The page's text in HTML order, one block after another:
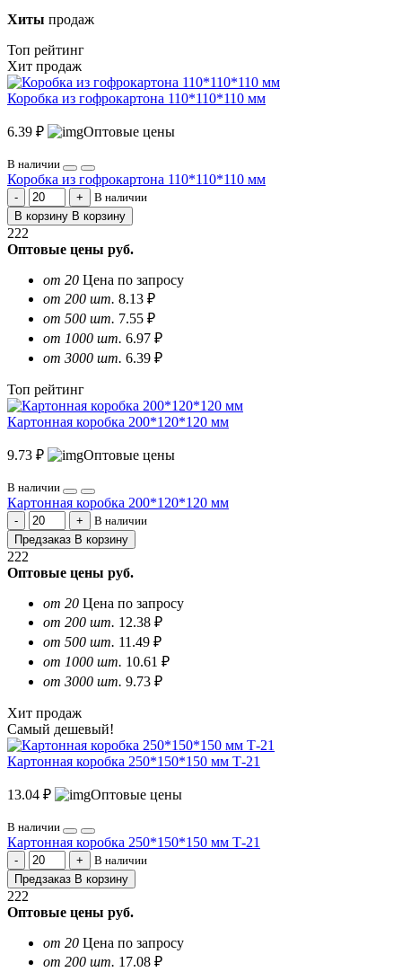
Хиты продаж
Топ рейтинг
Хит продаж
Коробка из гофрокартона 110*110*110 мм
6.39 ₽ Оптовые цены
В наличии
Коробка из гофрокартона 110*110*110 мм
В наличии
В корзину В корзину
222
Оптовые цены руб.
от 20 Цена по запросу
от 200 шт. 8.13 ₽
от 500 шт. 7.55 ₽
от 1000 шт. 6.97 ₽
от 3000 шт. 6.39 ₽
Топ рейтинг
Картонная коробка 200*120*120 мм
9.73 ₽ Оптовые цены
В наличии
Картонная коробка 200*120*120 мм
В наличии
Предзаказ В корзину
222
Оптовые цены руб.
от 20 Цена по запросу
от 200 шт. 12.38 ₽
от 500 шт. 11.49 ₽
от 1000 шт. 10.61 ₽
от 3000 шт. 9.73 ₽
Хит продаж
Самый дешевый!
Картонная коробка 250*150*150 мм Т-21
13.04 ₽ Оптовые цены
В наличии
Картонная коробка 250*150*150 мм Т-21
В наличии
Предзаказ В корзину
222
Оптовые цены руб.
от 20 Цена по запросу
от 200 шт. 17.08 ₽